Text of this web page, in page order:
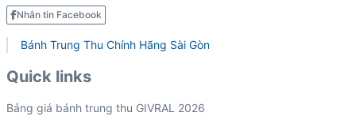
Nhắn tin Facebook
Bánh Trung Thu Chính Hãng Sài Gòn
Quick links
Bảng giá bánh trung thu GIVRAL 2026